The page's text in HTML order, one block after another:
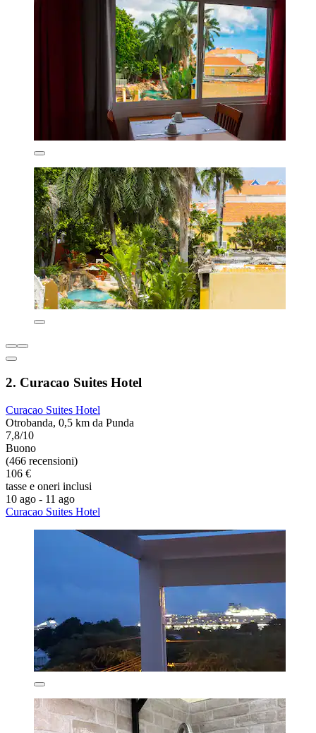
2. Curacao Suites Hotel
Curacao Suites Hotel
Otrobanda, 0,5 km da Punda
7,8/10
Buono
(466 recensioni)
106 €
tasse e oneri inclusi
10 ago - 11 ago
Curacao Suites Hotel